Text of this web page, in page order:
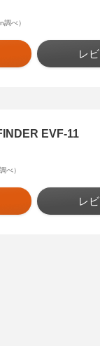
べ）
レ
EVF-11
べ）
レ